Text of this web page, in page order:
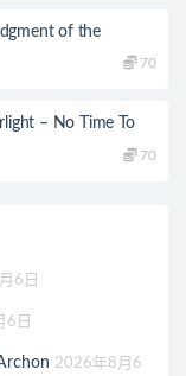
of the
70
– No Time To
70
6日
6日
2026年8月6